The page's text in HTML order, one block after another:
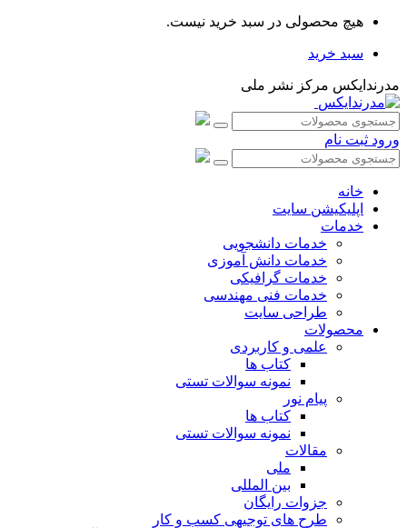
هیچ محصولی در سبد خرید نیست.
سبد خرید
مدرندایکس مرکز نشر ملی
ورود ثبت نام
خانه
اپلیکیشن سایت
خدمات
خدمات دانشجویی
خدمات دانش آموزی
خدمات گرافیکی
خدمات فنی مهندسی
طراحی سایت
محصولات
علمی و کاربردی
کتاب ها
نمونه سوالات تستی
پیام نور
کتاب ها
نمونه سوالات تستی
مقالات
ملی
بین المللی
جزوات رایگان
طرح های توجیهی کسب و کار